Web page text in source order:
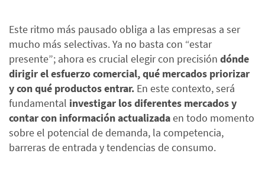
Este ritmo más pausado obliga a las empresas a ser
mucho más selectivas. Ya no basta con “estar
presente”; ahora es crucial elegir con precisión dónde
dirigir el esfuerzo comercial, qué mercados priorizar
y con qué productos entrar. En este contexto, será
fundamental investigar los diferentes mercados y
contar con información actualizadaen todo momento
sobre el potencial de demanda, la competencia,
barreras de entrada y tendencias de consumo.